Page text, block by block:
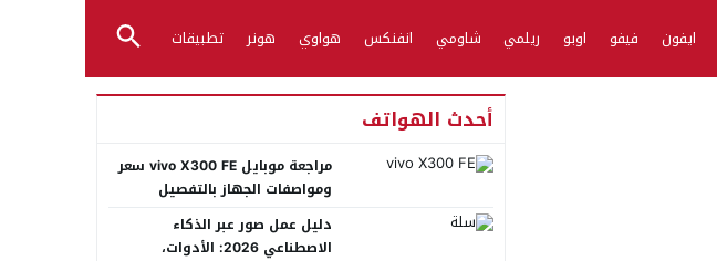
ايفون فيفو اوبو ريلمي شاومي انفنكس هواوي هونر تطبيقات
أحدث الهواتف
مراجعة موبايل vivo X300 FE سعر
ومواصفات الجهاز بالتفصيل
دليل عمل صور عبر الذكاء
الاصطناعي 2026: الأدوات،